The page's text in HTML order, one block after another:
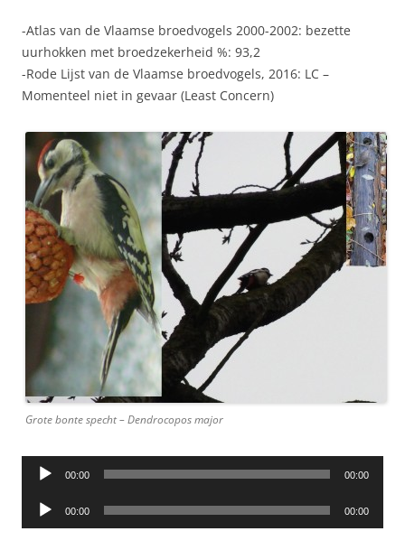
-Atlas van de Vlaamse broedvogels 2000-2002: bezette
uurhokken met broedzekerheid %: 93,2
-Rode Lijst van de Vlaamse broedvogels, 2016: LC –
Momenteel niet in gevaar (Least Concern)
Grote bonte specht – Dendrocopos major
Audiospeler
00:00 00:00
Audiospeler
00:00 00:00